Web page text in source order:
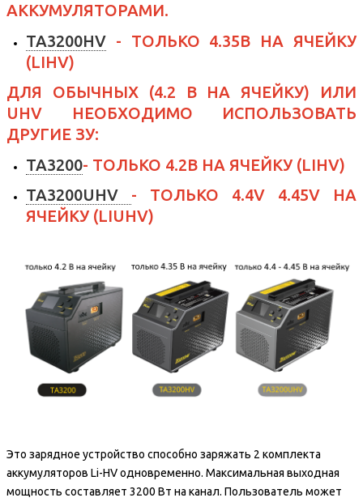
АККУМУЛЯТОРАМИ.
TA3200HV - ТОЛЬКО 4.35В НА ЯЧЕЙКУ
(LIHV)
ДЛЯ ОБЫЧНЫХ (4.2 В НА ЯЧЕЙКУ) ИЛИ
UHV НЕОБХОДИМО ИСПОЛЬЗОВАТЬ
ДРУГИЕ ЗУ:
TA3200- ТОЛЬКО 4.2В НА ЯЧЕЙКУ (LIHV)
TA3200UHV - ТОЛЬКО 4.4V 4.45V НА
ЯЧЕЙКУ (LIUHV)
Это зарядное устройство способно заряжать 2 комплекта
аккумуляторов Li-HV одновременно. Максимальная выходная
мощность составляет 3200 Вт на канал. Пользователь может